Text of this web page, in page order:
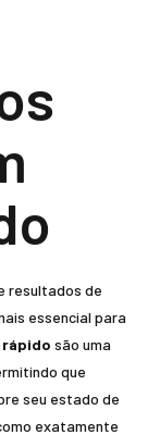
resultados de
essencial para
rápido são uma
que
seu estado de
exatamente